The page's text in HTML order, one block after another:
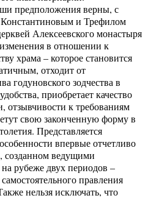
предположения верны, с
и Трефилом
Алексеевского монастыря
в отношении к
храма – которое становится
отходит от
годуновского зодчества в
приобретает качество
отзывчивости к требованиям
свою законченную форму в
Представляется
впервые отчетливо
созданном ведущими
рубеже двух периодов –
правления
нельзя исключать, что